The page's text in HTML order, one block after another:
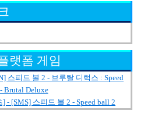
랫폼 게임
스피드 볼 2 - 브루탈 디럭스 : Speed
Brutal Deluxe
- [SMS] 스피드 볼 2 - Speed ball 2